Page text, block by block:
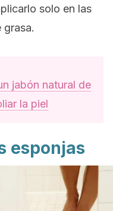
solo en las
grasa.
jabón natural de
la piel
esponjas